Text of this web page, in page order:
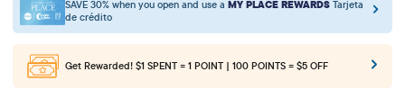
SAVE 30% when you open and use a MY PLACE REWARDS Tarjeta
de crédito
Get Rewarded! $1 SPENT = 1 POINT | 100 POINTS = $5 OFF